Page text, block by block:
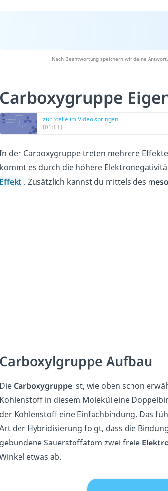
Nach Beantwortung speichern wir deine
Carboxygruppe
zur Stelle im Video springen
(01:01)
In der Carboxygruppe treten mehrere
kommt es durch die höhere
Effekt . Zusätzlich kannst du mittels des
Carboxylgruppe Aufbau
Die Carboxygruppe ist, wie oben schon
Kohlenstoff in diesem Molekül eine
der Kohlenstoff eine Einfachbindung. Das
Art der Hybridisierung folgt, dass die
gebundene Sauerstoffatom zwei freie
Winkel etwas ab.